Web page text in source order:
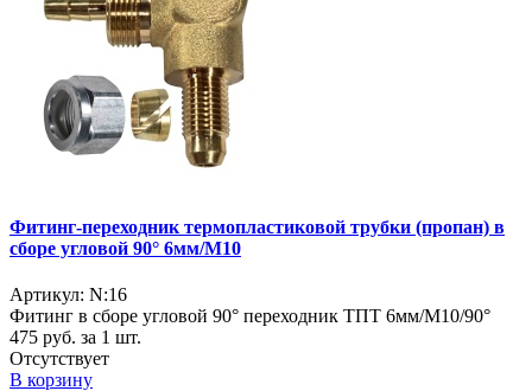
Фитинг-переходник термопластиковой трубки (пропан) в
сборе угловой 90° 6мм/M10
Артикул: N:16
Фитинг в сборе угловой 90° переходник ТПТ 6мм/M10/90°
475 руб. за 1 шт.
Отсутствует
В корзину